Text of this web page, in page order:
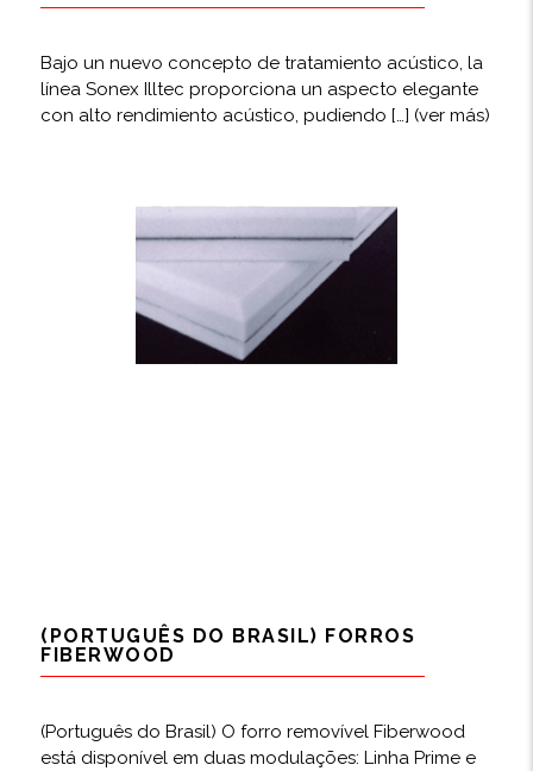
Bajo un nuevo concepto de tratamiento acústico, la
línea Sonex Illtec proporciona un aspecto elegante
con alto rendimiento acústico, pudiendo […] (ver más)
(PORTUGUÊS DO BRASIL) FORROS
FIBERWOOD
(Português do Brasil) O forro removível Fiberwood
está disponível em duas modulações: Linha Prime e